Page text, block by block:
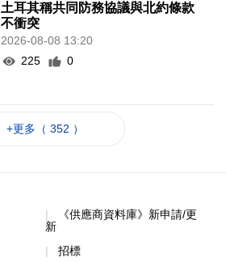
土耳其稱共同防務協議與北約條款
不衝突
2026-08-08 13:20
225
0
+更多（ 352 ）
《供應商資料庫》新申請/更
新
招標